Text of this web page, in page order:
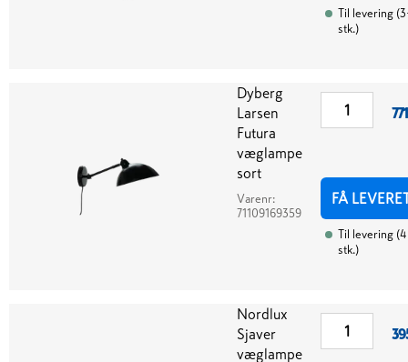
Til levering (
stk.)
Dyberg
Larsen
Futura
væglampe
sort
Varenr:
71109169359
FÅ
Til levering (4
stk.)
Nordlux
Sjaver
væglampe